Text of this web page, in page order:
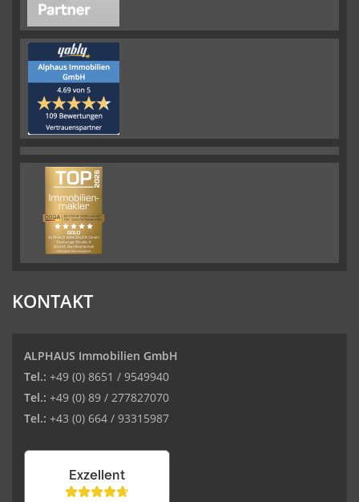
KONTAKT
ALPHAUS Immobilien GmbH
Tel.: +49 (0) 8651 / 9549940
Tel.: +49 (0) 89 / 277827070
Tel.: +43 (0) 664 / 93315987